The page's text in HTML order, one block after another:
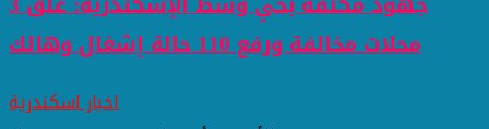
محلات مخالفة ورفع 110 حالة إشغال وهالك
اخبار اسكندرية